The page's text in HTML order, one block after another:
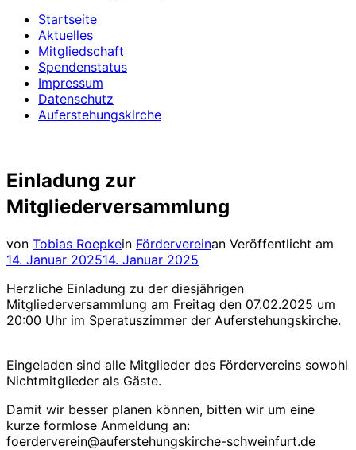
Startseite
Aktuelles
Mitgliedschaft
Spendenstatus
Impressum
Datenschutz
Auferstehungskirche
Einladung zur
Mitgliederversammlung
von Tobias Roepkein Fördervereinan Veröffentlicht am
14. Januar 202514. Januar 2025
Herzliche Einladung zu der diesjährigen
Mitgliederversammlung am Freitag den 07.02.2025 um
20:00 Uhr im Speratuszimmer der Auferstehungskirche.
Eingeladen sind alle Mitglieder des Fördervereins sowohl
Nichtmitglieder als Gäste.
Damit wir besser planen können, bitten wir um eine
kurze formlose Anmeldung an:
foerderverein@auferstehungskirche-schweinfurt.de